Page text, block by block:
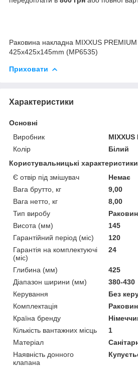
Раковина накладна MIXXUS
425х425х145mm (MP6535)
Приховати
Характеристики
Основні
Виробник
MIXXUS
Колір
Білий
Користувальницькі характеристики
Є отвір під змішувач
Немає
Вага брутто, кг
9,00
Вага нетто, кг
8,00
Тип виробу
Висота (мм)
145
Гарантійний період (міс)
120
Гарантія на комплектуючі
(міс)
24
Глибина (мм)
425
Діапазон ширини (мм)
380-430
Керування
Без
Комплектація
Країна бренду
Кількість вантажних місць
1
Матеріал
Наявність донного
клапана